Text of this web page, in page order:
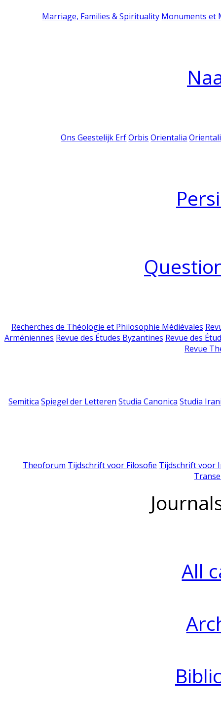
Marriage, Families & Spirituality Monuments et
Ons Geestelijk Erf Orbis Orientalia
Recherches de Théologie et Philosophie Médiévales
Arméniennes Revue des Études Byzantines Revue des
Revue
Semitica Spiegel der Letteren Studia Canonica Studia
Theoforum Tijdschrift voor Filosofie Tijdschrift voor
All